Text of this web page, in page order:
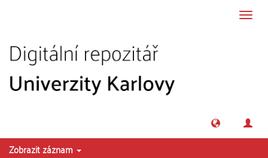
Zobrazit záznam